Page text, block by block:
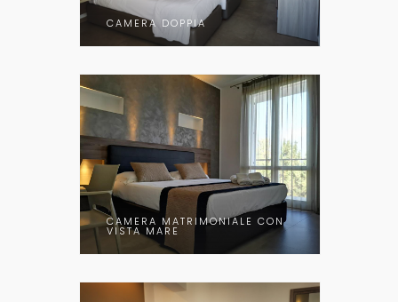
CAMERA DOPPIA
CAMERA MATRIMONIALE CON
VISTA MARE